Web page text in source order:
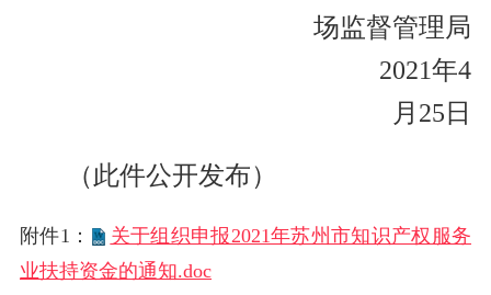
场监督管理局
2021年4
月25日
（此件公开发布）
附件1：
关于组织申报2021年苏州市知识产权服务
业扶持资金的通知.doc